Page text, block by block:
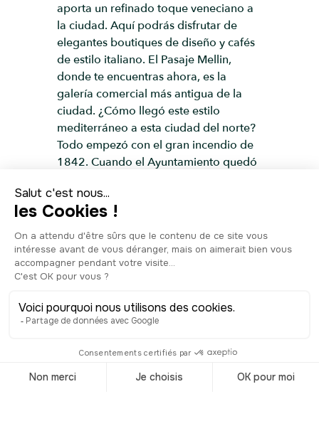
aporta un refinado toque veneciano a
la ciudad. Aquí podrás disfrutar de
elegantes boutiques de diseño y cafés
de estilo italiano. El Pasaje Mellin,
donde te encuentras ahora, es la
galería comercial más antigua de la
ciudad. ¿Cómo llegó este estilo
mediterráneo a esta ciudad del norte?
Todo empezó con el gran incendio de
1842. Cuando el Ayuntamiento quedó
plan de reurbanización y se construyó
un nuevo canal, el Alsterfleet. Alexis de
Châteauneuf, un arquitecto urbanista
nacido en Hamburgo de padres
inmigrantes franceses se encargó del
proyecto de reconstrucción. En el lado
estilo italiano, originalmente pintada
blanco. Son un ejemplo de lo que en
arquitectura posterior al incendio, y